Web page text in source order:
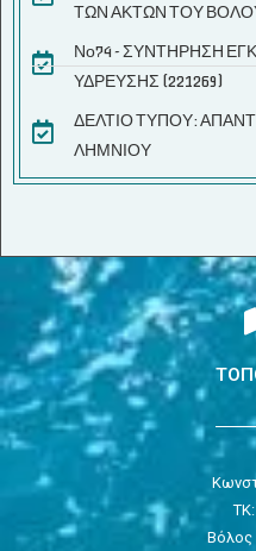
ΤΩΝ ΑΚΤΩΝ ΤΟΥ
Νο74 - ΣΥΝΤΗΡΗΣΗ
ΥΔΡΕΥΣΗΣ (221269)
ΔΕΛΤΙΟ ΤΥΠΟΥ:
ΛΗΜΝΙΟΥ
Βόλος